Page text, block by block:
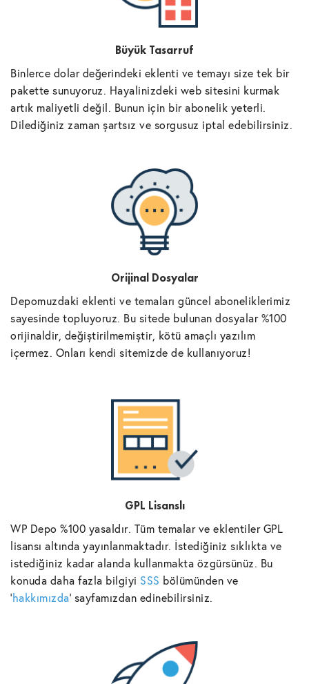
Büyük Tasarruf
Binlerce dolar değerindeki eklenti ve temayı size tek bir
pakette sunuyoruz. Hayalinizdeki web sitesini kurmak
artık maliyetli değil. Bunun için bir abonelik yeterli.
Dilediğiniz zaman şartsız ve sorgusuz iptal edebilirsiniz.
Orijinal Dosyalar
Depomuzdaki eklenti ve temaları güncel aboneliklerimiz
sayesinde topluyoruz. Bu sitede bulunan dosyalar %100
orijinaldir, değiştirilmemiştir, kötü amaçlı yazılım
içermez. Onları kendi sitemizde de kullanıyoruz!
GPL Lisanslı
WP Depo %100 yasaldır. Tüm temalar ve eklentiler GPL
lisansı altında yayınlanmaktadır. İstediğiniz sıklıkta ve
istediğiniz kadar alanda kullanmakta özgürsünüz. Bu
konuda daha fazla bilgiyi SSS bölümünden ve
'hakkımızda' sayfamızdan edinebilirsiniz.